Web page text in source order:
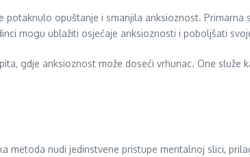
opuštanje i smanjila anksioznost.
mogu ublažiti osjećaje anksioznosti i poboljšati
gdje anksioznost može doseći vrhunac. One služe
metoda nudi jedinstvene pristupe mentalnoj slici,